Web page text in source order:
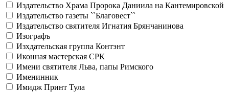
Издательство Храма Пророка Даниила на Кантемировской
Издательство газеты ``Благовест``
Издательство святителя Игнатия Брянчанинова
Изографъ
Изхдательская группа Контэнт
Иконная мастерская СРК
Имени святителя Льва, папы Римского
Именинник
Имидж Принт Тула